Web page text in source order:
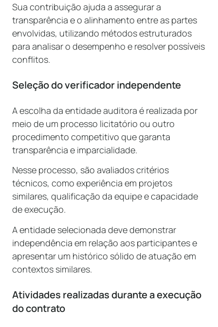
Sua contribuição ajuda a assegurar a
transparência e o alinhamento entre as partes
envolvidas, utilizando métodos estruturados
para analisar o desempenho e resolver possíveis
conflitos.
Seleção do verificador independente
A escolha da entidade auditora é realizada por
meio de um processo licitatório ou outro
procedimento competitivo que garanta
transparência e imparcialidade.
Nesse processo, são avaliados critérios
técnicos, como experiência em projetos
similares, qualificação da equipe e capacidade
de execução.
A entidade selecionada deve demonstrar
independência em relação aos participantes e
apresentar um histórico sólido de atuação em
contextos similares.
Atividades realizadas durante a execução
do contrato